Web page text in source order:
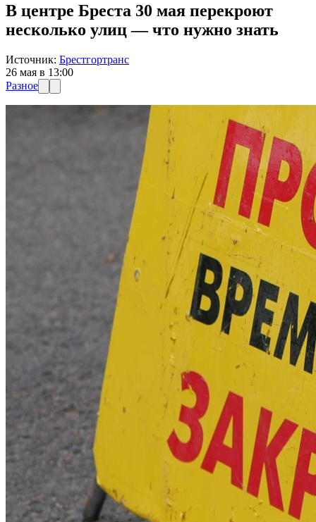
В центре Бреста 30 мая перекроют
несколько улиц — что нужно знать
Источник: Брестгортранс
26 мая в 13:00
Разное